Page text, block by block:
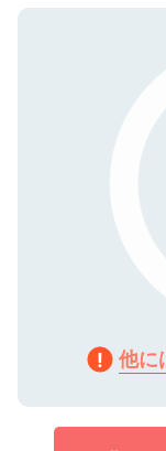
で、機
ので、ま
他に